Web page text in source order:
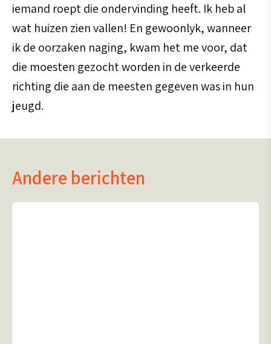
iemand roept die ondervinding heeft. Ik heb al
wat huizen zien vallen! En gewoonlyk, wanneer
ik de oorzaken naging, kwam het me voor, dat
die moesten gezocht worden in de verkeerde
richting die aan de meesten gegeven was in hun
jeugd.
Andere berichten